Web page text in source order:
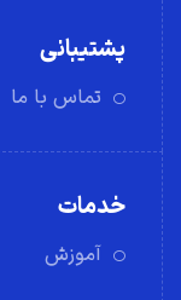
پشتیبانی
تماس با ما
خدمات
آموزش